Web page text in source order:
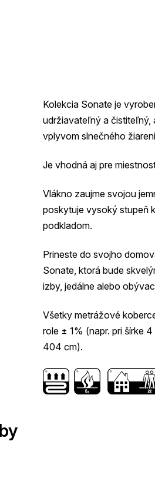
Kolekcia Sonate je
udržiavateľný a
vplyvom slnečného
Je vhodná aj pre
Vlákno zaujme svojou
poskytuje vysoký stupeň
podkladom.
Prineste do svojho
Sonate, ktorá bude
izby, jedálne alebo
Všetky metrážové
role ± 1% (napr. pri šírke
404 cm).